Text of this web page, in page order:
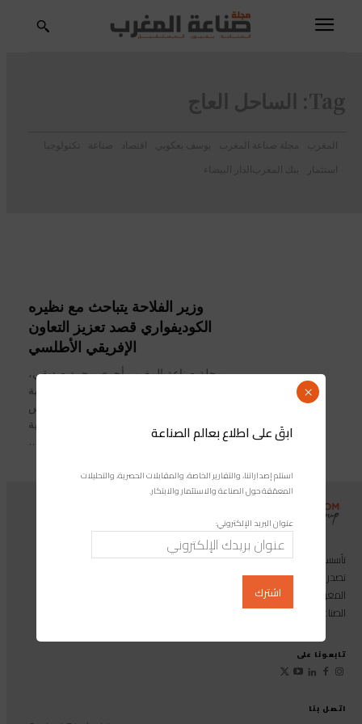
Tag: الساحل العاج
المغرب مجلة صناعة المغرب يوسف يعكوبي اقتصاد صناعة
تكنولوجيا
استثمار
بنك المغرب الدار البيضاء
وزير الفلاحة يتباحث مع نظيره
الكوديفواري قصد تعزيز التعاون
الإفريقي الأطلسي
مجلة صناعة المغرب أجرى محمد صديقي،
وزير الفلاحة والصيد البحري والتنمية
القروية والمياه والغابات، اليوم الخميس
بالرباط ، مباحثات مع وزير الموارد الحيوانية
والبحرية للكوت...
اتصل بنا
تأسست مجموعة إندوستريكوم عام 2013، وهي مجموعة إعلامية متخصصة
تصدر المجلة الرائدة المخصصة للصناعة والاستثمار والابتكار: مجلة «صناعة
المغرب»، بالإضافة إلى أول منصة رقمية موجهة لخدمة المهنيين في القطاع
الصناعي.
تابعونا على
ابقَ على اطلاع بعالم الصناعة
استلم إصداراتنا، والتقارير الخاصة، والمقابلات الحصرية، والتحليلات
المعمّقة حول الصناعة والاستثمار والابتكار.
عنوان البريد الإلكتروني:
×